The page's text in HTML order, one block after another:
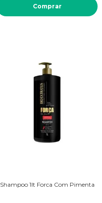
Comprar
Shampoo 1lt Forca Com Pimenta